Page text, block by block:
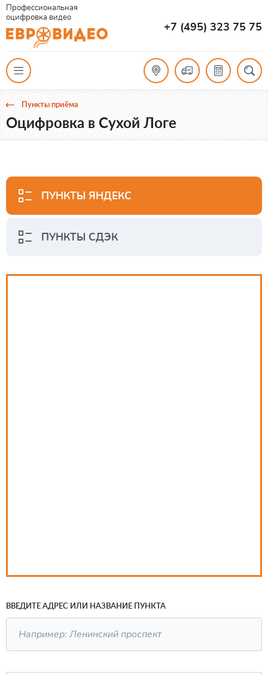
Профессиональная
оцифровка видео
+7 (495) 323 75 75
Пункты приёма
Оцифровка в Сухой Логе
ПУНКТЫ ЯНДЕКС
ПУНКТЫ СДЭК
ВВЕДИТЕ АДРЕС ИЛИ НАЗВАНИЕ ПУНКТА